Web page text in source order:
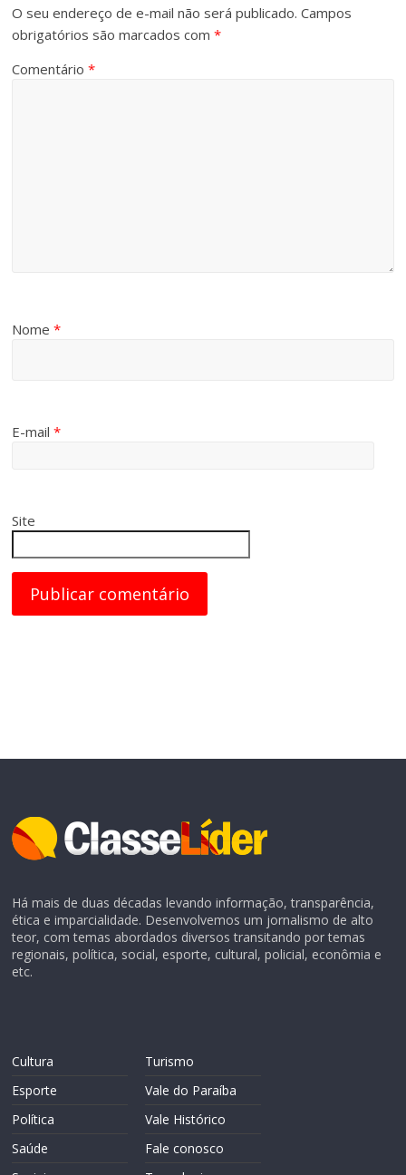
O seu endereço de e-mail não será publicado. Campos
obrigatórios são marcados com*
Comentário*
Nome*
E-mail*
Site
Há mais de duas décadas levando informação, transparência,
ética e imparcialidade. Desenvolvemos um jornalismo de alto
teor, com temas abordados diversos transitando por temas
regionais, política, social, esporte, cultural, policial, econômia e
etc.
Cultura
Esporte
Política
Saúde
Turismo
Vale do Paraíba
Vale Histórico
Fale conosco